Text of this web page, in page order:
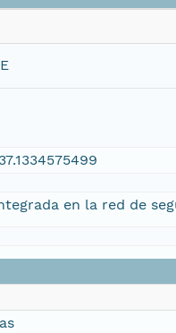
en la red de